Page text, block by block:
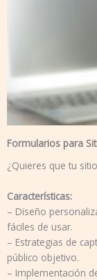
Formularios para
¿Quieres que tu
Características:
– Diseño
fáciles de usar.
– Estrategias de
público objetivo.
– Implementación